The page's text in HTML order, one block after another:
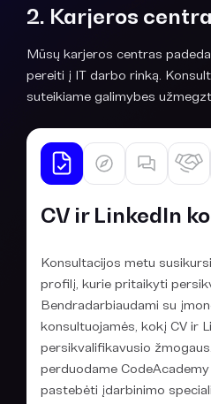
2. Karjeros
Mūsų karjeros centras
pereiti į IT darbo rinką.
suteikiame galimybes
CV ir LinkedIn
Konsultacijos metu
profilį, kurie pritaikyti
Bendradarbiaudami su
konsultuojamės, kokį CV ir
persikvalifikavusio
perduodame
pastebėti įdarbinimo